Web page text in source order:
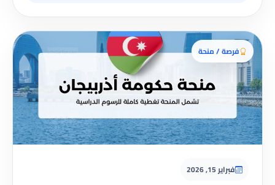
فرصة / منحة
فبراير 15, 2026